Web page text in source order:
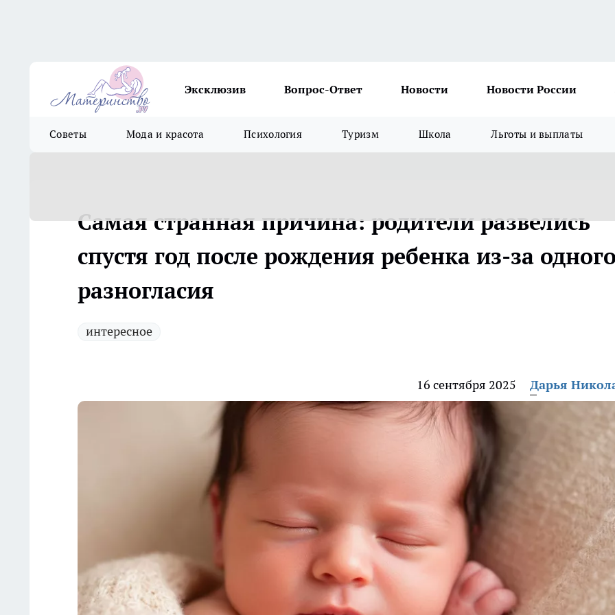
Эксклюзив Вопрос-Ответ Новости Новости России
Советы Мода и красота Психология Туризм Школа Льготы и выплаты
Самая странная причина: родители развелись
спустя год после рождения ребенка из-за
разногласия
интересное
16 сентября 2025 Дарья